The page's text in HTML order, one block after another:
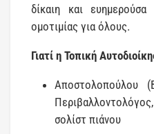
δίκαιη και
ομοτιμίας για όλους.
Γιατί η Τοπική
Αποστολοπούλου
σολίστ πιάνου